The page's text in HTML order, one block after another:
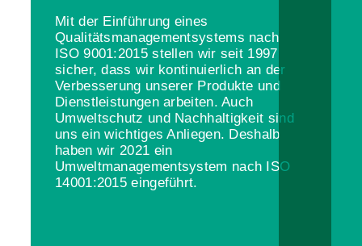
Mit der Einführung eines
Qualitätsmanagementsystems nach
ISO 9001:2015 stellen wir seit 1997
sicher, dass wir kontinuierlich an der
Verbesserung unserer Produkte und
Dienstleistungen arbeiten. Auch
Umweltschutz und Nachhaltigkeit sind
uns ein wichtiges Anliegen. Deshalb
haben wir 2021 ein
Umweltmanagementsystem nach ISO
14001:2015 eingeführt.